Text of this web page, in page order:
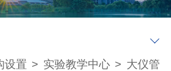
设置 > 实验教学中心 > 大仪管